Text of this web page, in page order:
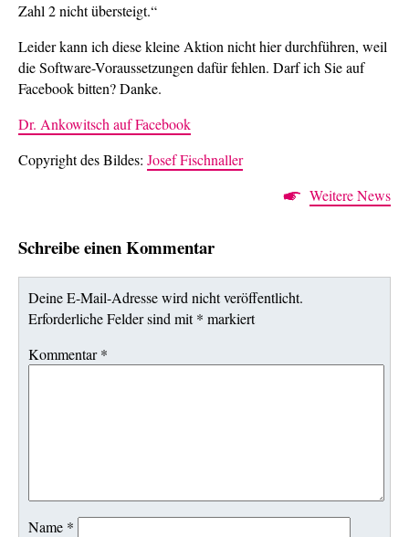
Zahl 2 nicht übersteigt.“
Leider kann ich diese kleine Aktion nicht hier durchführen, weil
die Software-Voraussetzungen dafür fehlen. Darf ich Sie auf
Facebook bitten? Danke.
Dr. Ankowitsch auf Facebook
Copyright des Bildes: Josef Fischnaller
Weitere News
Schreibe einen Kommentar
Deine E-Mail-Adresse wird nicht veröffentlicht.
Erforderliche Felder sind mit* markiert
Kommentar*
Name *